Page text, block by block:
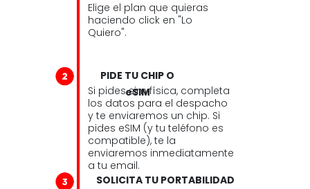
Elige el plan que quieras
haciendo click en "Lo
Quiero".
Si pides sim física, completa
los datos para el despacho
y te enviaremos un chip. Si
pides eSIM (y tu teléfono es
compatible), te la
enviaremos inmediatamente
a tu email.
SOLICITA TU PORTABILIDAD
PIDE TU CHIP O
eSIM